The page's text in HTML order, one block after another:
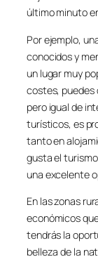
último minuto
Por ejemplo,
conocidos y
un lugar muy
costes, puedes
pero igual de
turísticos, es
tanto en
gusta el
una excelente
En las zonas
económicos
tendrás la
belleza de la